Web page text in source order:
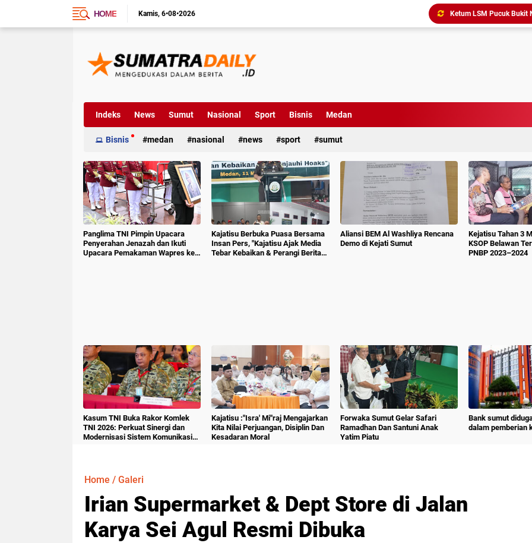
HOME Kamis 6•08•2026
Triliunan Bantuan
Indeks News Sumut Nasional Sport Bisnis Medan
Bisnis medan nasional news sport sumut
Panglima TNI Pimpin Upacara
Penyerahan Jenazah dan Ikuti
Upacara Pemakaman Wapres ke-
Kajatisu Berbuka Puasa Bersama
Insan Pers, "Kajatisu Ajak Media
Tebar Kebaikan & Perangi Berita
Aliansi BEM Al Washliya Rencana
Demo di Kejati Sumut
Kejatisu Tahan 3
KSOP Belawan
PNBP 2023–2024
Kasum TNI Buka Rakor Komlek
TNI 2026: Perkuat Sinergi dan
Modernisasi Sistem Komunikasi
Kajatisu :"Isra' Mi"raj Mengajarkan
Kita Nilai Perjuangan, Disiplin Dan
Kesadaran Moral
Forwaka Sumut Gelar Safari
Ramadhan Dan Santuni Anak
Yatim Piatu
Bank sumut
dalam pemberian
Home / Galeri
Irian Supermarket & Dept Store di Jalan
Karya Sei Agul Resmi Dibuka